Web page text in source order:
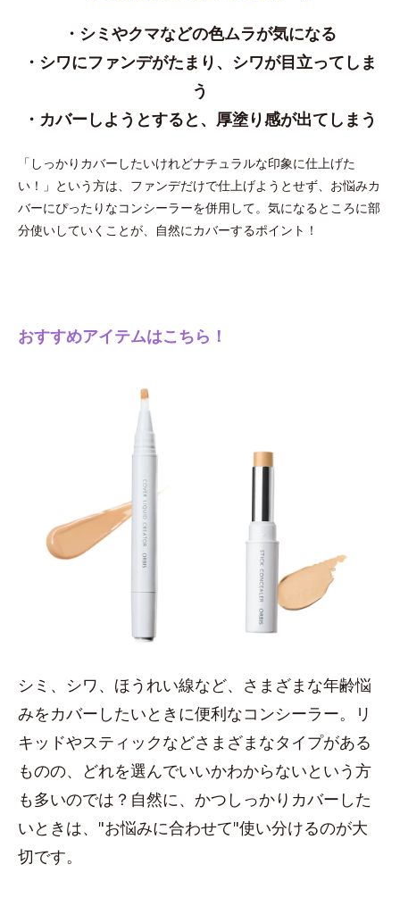
・シミやクマなどの色ムラが気になる
・シワにファンデがたまり、シワが目立ってしま
う
・カバーしようとすると、厚塗り感が出てしまう
「しっかりカバーしたいけれどナチュラルな印象に仕上げた
い！」という方は、ファンデだけで仕上げようとせず、お悩みカ
バーにぴったりなコンシーラーを併用して。気になるところに部
分使いしていくことが、自然にカバーするポイント！
おすすめアイテムはこちら！
シミ、シワ、ほうれい線など、さまざまな年齢悩
みをカバーしたいときに便利なコンシーラー。リ
キッドやスティックなどさまざまなタイプがある
ものの、どれを選んでいいかわからないという方
も多いのでは？自然に、かつしっかりカバーした
いときは、"お悩みに合わせて"使い分けるのが大
切です。